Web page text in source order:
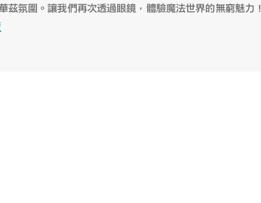
茲氛圍。讓我們再次透過眼鏡，體驗魔法世界的無窮魅力！